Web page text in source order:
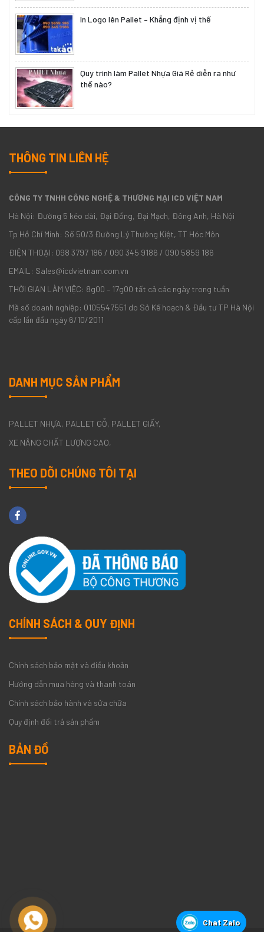
In Logo lên Pallet – Khẳng định vị thế
Quy trình làm Pallet Nhựa Giá Rẻ diễn ra như
thế nào?
THÔNG TIN LIÊN HỆ
CÔNG TY TNHH CÔNG NGHỆ & THƯƠNG MẠI ICD VIỆT NAM
Hà Nội: Đường 5 kéo dài, Đại Đồng, Đại Mạch, Đông Anh, Hà Nội
Tp Hồ Chí Minh: Số 50/3 Đường Lý Thường Kiệt, TT Hóc Môn
ĐIỆN THOẠI: 098 3797 186 / 090 345 9186 / 090 5859 186
EMAIL: Sales@icdvietnam.com.vn
THỜI GIAN LÀM VIỆC: 8g00 – 17g00 tất cả các ngày trong tuần
Mã số doanh nghiệp: 0105547551 do Sở Kế hoạch & Đầu tư TP Hà Nội
cấp lần đầu ngày 6/10/2011
DANH MỤC SẢN PHẨM
PALLET NHỰA PALLET GỖ PALLET GIẤY
XE NÂNG CHẤT LƯỢNG CAO
THEO DÕI CHÚNG TÔI TẠI
CHÍNH SÁCH & QUY ĐỊNH
Chính sách bảo mật và điều khoản
Hướng dẫn mua hàng và thanh toán
Chính sách bảo hành và sửa chữa
Quy định đổi trả sản phẩm
BẢN ĐỒ
Chat Zalo